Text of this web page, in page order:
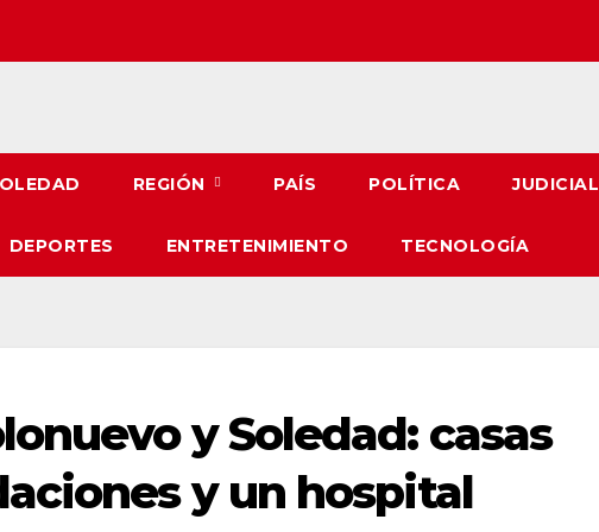
REGIÓN PAÍS POLÍTICA JUDICIAL
DEPORTES ENTRETENIMIENTO TECNOLOGÍA
y Soledad: casas
y un hospital